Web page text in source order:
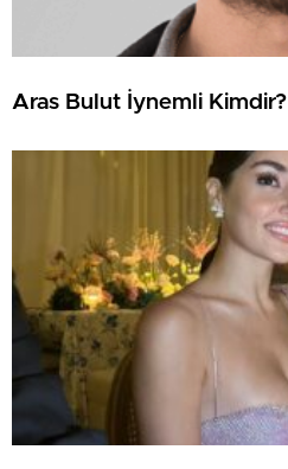
Aras Bulut İynemli Kimdir?